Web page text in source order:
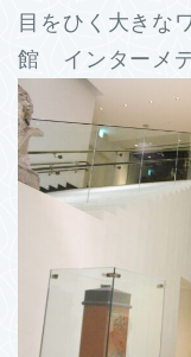
目をひく大きな
館 インターメ